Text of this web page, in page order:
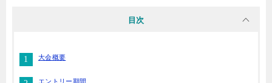
目次
大会概要
エントリー期間